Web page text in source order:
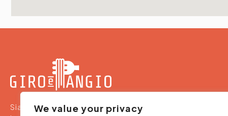
We value your privacy
Siamo un team che propone ristoranti, pizzerie e